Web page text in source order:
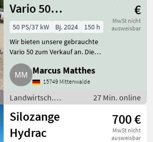
Vario 50
Funkraupe
Gebrauchtmaschine
€
MwSt nicht
ausweisbar
50 PS/37 kW Bj. 2024
150 h
Wir bieten unsere gebrauchte
Vario 50 zum Verkauf an. Die
Maschine wurde für
Vorführungen und Miete
genutzt. Daten zur Maschine: 50
PS Dieselmotor,
Funkfernbedienung
Marcus Matthes
15749 Mittenwalde
Landwirtsch.
Motorfahrzeuge /
Motormäher/-fräsen
27 Min. online
Silozange
Hydrac
700 €
MwSt nicht
ausweisbar